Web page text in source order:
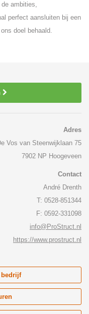
ambities,
perfect aansluiten bij een
doel behaald.
Adres
Vos van Steenwijklaan 75
7902 NP Hoogeveen
Contact
André Drenth
T: 0528-851344
F: 0592-331098
info@ProStruct.nl
https://www.prostruct.nl
bedrijf